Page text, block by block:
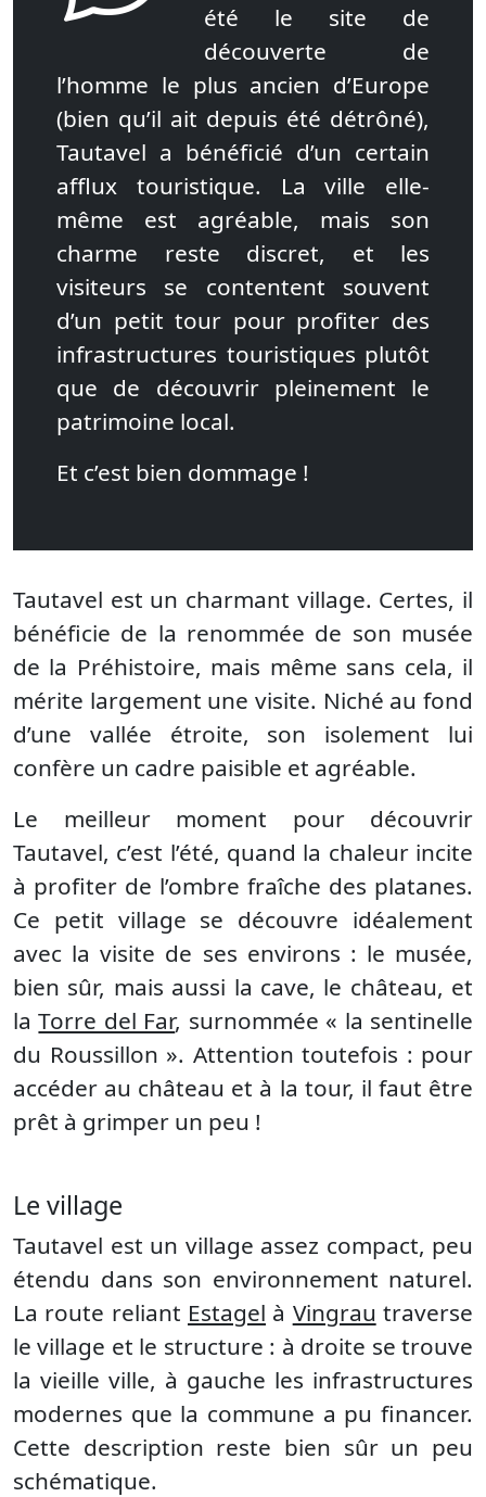
été le site de
découverte de
l’homme le plus ancien d’Europe
(bien qu’il ait depuis été détrôné),
Tautavel a bénéficié d’un certain
afflux touristique. La ville elle-
même est agréable, mais son
charme reste discret, et les
visiteurs se contentent souvent
d’un petit tour pour profiter des
infrastructures touristiques plutôt
que de découvrir pleinement le
patrimoine local.
Et c’est bien dommage !
Tautavel est un charmant village. Certes, il
bénéficie de la renommée de son musée
de la Préhistoire, mais même sans cela, il
mérite largement une visite. Niché au fond
d’une vallée étroite, son isolement lui
confère un cadre paisible et agréable.
Le meilleur moment pour découvrir
Tautavel, c’est l’été, quand la chaleur incite
à profiter de l’ombre fraîche des platanes.
Ce petit village se découvre idéalement
avec la visite de ses environs : le musée,
bien sûr, mais aussi la cave, le château, et
laTorre del Far, surnommée « la sentinelle
du Roussillon ». Attention toutefois : pour
accéder au château et à la tour, il faut être
prêt à grimper un peu !
Le village
Tautavel est un village assez compact, peu
étendu dans son environnement naturel.
La route reliant Estagel à Vingrau traverse
le village et le structure : à droite se trouve
la vieille ville, à gauche les infrastructures
modernes que la commune a pu financer.
Cette description reste bien sûr un peu
schématique.